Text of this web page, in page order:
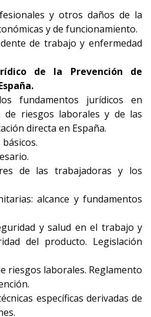
y otros daños de la
y de funcionamiento.
de trabajo y enfermedad
de la Prevención de
fundamentos jurídicos en
de riesgos laborales y de las
directa en España.
de las trabajadoras y los
alcance y fundamentos
y salud en el trabajo y
del producto. Legislación
riesgos laborales. Reglamento
específicas derivadas de